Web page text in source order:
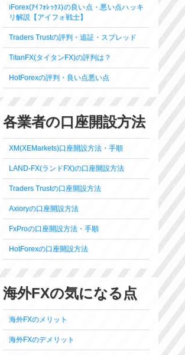
iForex(ｱｲﾌｫﾚｯｸｽ)の良い点・悪い点ハッキ
リ解説【アイフォ戦士】
Traders Trustの評判・追証・スプレッド
TitanFX(タイタンFX)の評判は？
HotForexの評判・良い点悪い点
各業者の口座開設方法
XM(XEMarkets)口座開設方法・手順
LAND-FX(ランドFX)の口座開設方法
Traders Trustの口座開設方法
Axioryの口座開設方法
FxProの口座開設方法・手順
HotForexの口座開設方法
海外FXの気になる点
海外FXのメリット
海外FXのデメリット